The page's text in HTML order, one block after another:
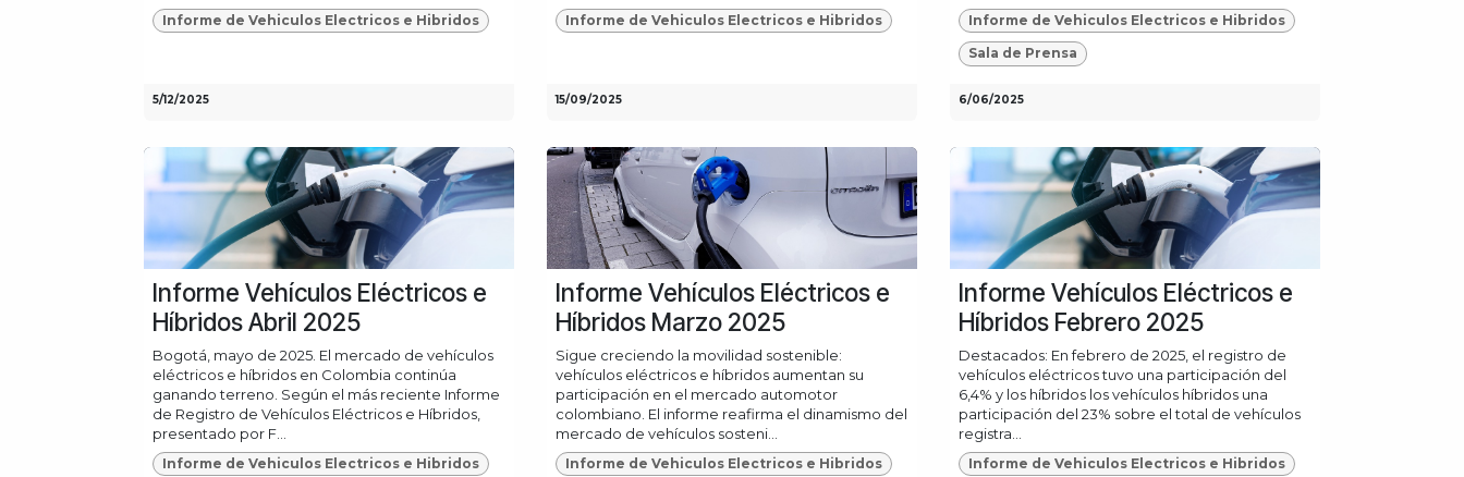
Informe de Vehiculos Electricos e Hibridos
5/12/2025
Informe de Vehiculos Electricos e Hibridos
15/09/2025
Informe de Vehiculos Electricos e Hibridos
Sala de Prensa
6/06/2025
Informe Vehículos Eléctricos e
Híbridos Abril 2025
Bogotá, mayo de 2025. El mercado de vehículos
eléctricos e híbridos en Colombia continúa
ganando terreno. Según el más reciente Informe
de Registro de Vehículos Eléctricos e Híbridos,
presentado por F...
Informe de Vehiculos Electricos e Hibridos
Informe Vehículos Eléctricos e
Híbridos Marzo 2025
Sigue creciendo la movilidad sostenible:
vehículos eléctricos e híbridos aumentan su
participación en el mercado automotor
colombiano. El informe reafirma el dinamismo del
mercado de vehículos sosteni...
Informe de Vehiculos Electricos e Hibridos
Informe Vehículos Eléctricos e
Híbridos Febrero 2025
Destacados: En febrero de 2025, el registro de
vehículos eléctricos tuvo una participación del
6,4% y los híbridos los vehículos híbridos una
participación del 23% sobre el total de vehículos
registra...
Informe de Vehiculos Electricos e Hibridos